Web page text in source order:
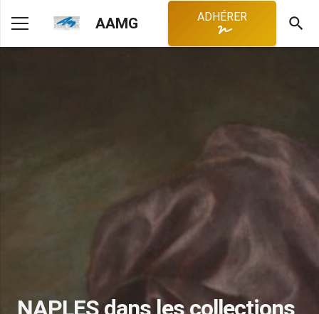
AAMG ADHÉRER search
NAPLES dans les collections